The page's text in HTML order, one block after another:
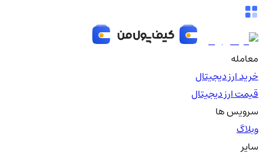
معامله
خرید ارز دیجیتال
قیمت ارز دیجیتال
سرویس ها
وبلاگ
سایر